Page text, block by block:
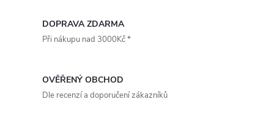
DOPRAVA ZDARMA
Při nákupu nad 3000Kč *
OVĚŘENÝ OBCHOD
Dle recenzí a doporučení zákazníků